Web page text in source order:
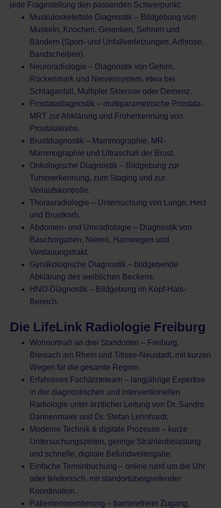
jede Fragestellung den passenden Schwerpunkt:
Muskuloskelettale Diagnostik – Bildgebung von
Muskeln, Knochen, Gelenken, Sehnen und
Bändern (Sport- und Unfallverletzungen, Arthrose,
Bandscheiben).
Neuroradiologie – Diagnostik von Gehirn,
Rückenmark und Nervensystem, etwa bei
Schlaganfall, Multipler Sklerose oder Demenz.
Prostatadiagnostik – multiparametrische Prostata-
MRT zur Abklärung und Früherkennung von
Prostatakrebs.
Brustdiagnostik – Mammographie, MR-
Mammographie und Ultraschall der Brust.
Onkologische Diagnostik – Bildgebung zur
Tumorerkennung, zum Staging und zur
Verlaufskontrolle.
Thoraxradiologie – Untersuchung von Lunge, Herz
und Brustkorb.
Abdomen- und Uroradiologie – Diagnostik von
Bauchorganen, Nieren, Harnwegen und
Verdauungstrakt.
Gynäkologische Diagnostik – bildgebende
Abklärung des weiblichen Beckens.
HNO-Diagnostik – Bildgebung im Kopf-Hals-
Bereich.
Die LifeLink Radiologie Freiburg
Wohnortnah an drei Standorten – Freiburg,
Breisach am Rhein und Titisee-Neustadt, mit kurzen
Wegen für die gesamte Region.
Erfahrenes Fachärzteteam – langjährige Expertise
in der diagnostischen und interventionellen
Radiologie unter ärztlicher Leitung von Dr. Sandro
Dannenmaier und Dr. Stefan Lehnhardt.
Moderne Technik & digitale Prozesse – kurze
Untersuchungszeiten, geringe Strahlenbelastung
und schnelle, digitale Befundweitergabe.
Einfache Terminbuchung – online rund um die Uhr
oder telefonisch, mit standortübergreifender
Koordination.
Patientenorientierung – barrierefreier Zugang,